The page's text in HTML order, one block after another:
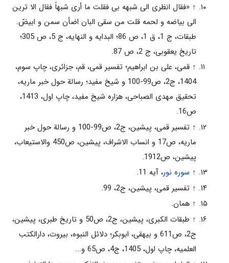
↑ «فقال انظری الی شبهه بی فقلت ما أری شبهاً فقال الا ترین
الی بیاضه و لحمه قلت من سقی البان اضأن سمن و ابیضّ.
طبقات، ج 1، ق 1، ص 86؛ البدایه و النهایه، ج 5، ص 305؛
تاریخ یعقوبی، ج 2، ص 87.
↑ قمی، علی بن ابراهیم؛ تفسیر قمی، قم، جزائری، چاپ سوم،
1404، ج2، ص99-100 و شیخ مفید؛ رسالة حول خبر ماریه،
تحقیق مهدی الصباحی، هزاره شیخ مفید، چاپ اول، 1413،
ص16.
↑
تفسیر قمی، پیشین، ج2، ص99-100 و رسالة حول خبر
ماریه، ص17 و انساب الاشراف، پیشین، ص450 والاستیعاب،
پیشین، ص1912.
↑ سوره نور، آیه 11.
↑ تفسیر قمی، پیشین، ج2، 99.
↑ همان.
↑
طبقات الکبری، پیشین، ج2، ص50 و تاریخ طبری، پیشین،
ج2، ص611 و بیهقی، ابوبکر؛ دلائل النبوه، بیروت، دارالکتب
العلمیه، چاپ اول، 1405، ج4، ص65 و...